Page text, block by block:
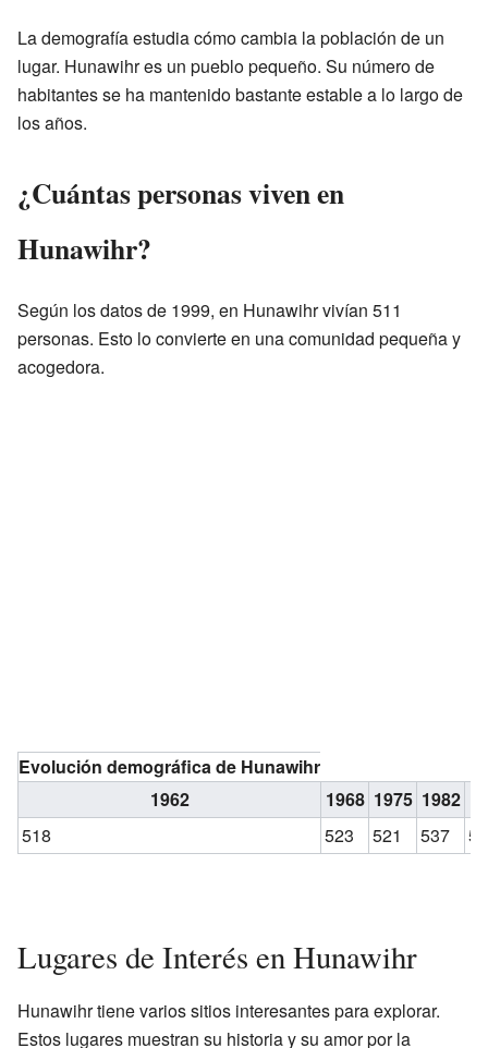
La demografía estudia cómo cambia la población de un
lugar. Hunawihr es un pueblo pequeño. Su número de
habitantes se ha mantenido bastante estable a lo largo de
los años.
¿Cuántas personas viven en
Hunawihr?
Según los datos de 1999, en Hunawihr vivían 511
personas. Esto lo convierte en una comunidad pequeña y
acogedora.
Evolución demográfica de Hunawihr
1962
1968 1975 1982
518
523 521 537
Lugares de Interés en Hunawihr
Hunawihr tiene varios sitios interesantes para explorar.
Estos lugares muestran su historia y su amor por la